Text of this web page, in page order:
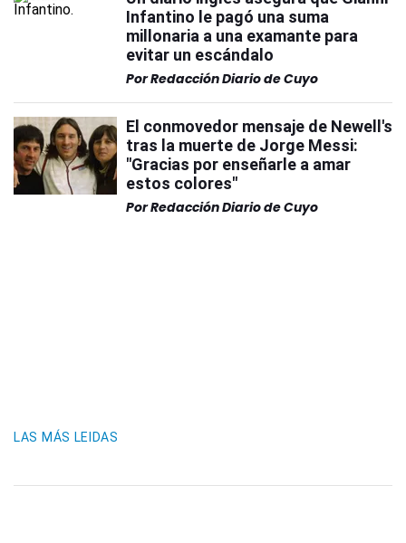
Infantino le pagó una suma
millonaria a una examante para
evitar un escándalo
PorRedacción Diario de Cuyo
El conmovedor mensaje de Newell's
tras la muerte de Jorge Messi:
"Gracias por enseñarle a amar
estos colores"
PorRedacción Diario de Cuyo
LAS MÁS LEIDAS